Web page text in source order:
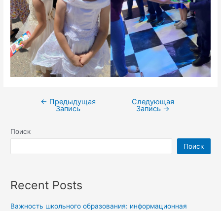
← Предыдущая
Запись
Следующая
Запись →
Поиск
Поиск
Recent Posts
Важность школьного образования: информационная